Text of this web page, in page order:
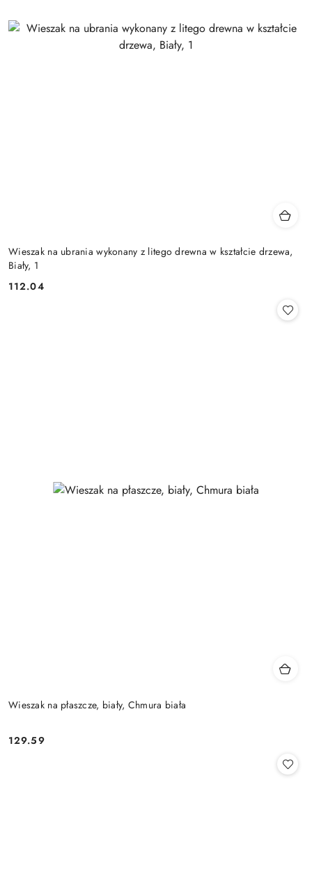
Wieszak na ubrania wykonany z litego drewna w kształcie drzewa,
Biały, 1
Cena:
112.04
Wieszak na płaszcze, biały, Chmura biała
Cena:
129.59